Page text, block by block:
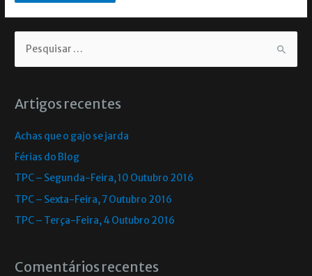
Artigos recentes
Achas que o gajo se jarda
Férias do Blog
TPC – Segunda-Feira, 10 Outubro 2016
TPC – Sexta-Feira, 7 Outubro 2016
TPC – Terça-Feira, 4 Outubro 2016
Comentários recentes